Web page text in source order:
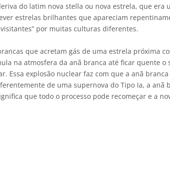
do latim nova stella ou nova estrela, que era
estrelas brilhantes que apareciam
por muitas culturas diferentes.
que acretam gás de uma estrela próxima
na atmosfera da anã branca até ficar quente o
Essa explosão nuclear faz com que a anã
de uma supernova do Tipo Ia, a anã
que todo o processo pode recomeçar e a